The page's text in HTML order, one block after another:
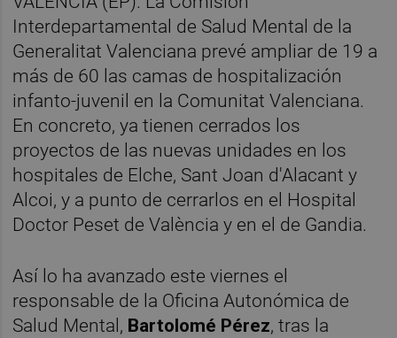
Interdepartamental de Salud Mental de la
Generalitat Valenciana prevé ampliar de 19 a
más de 60 las camas de hospitalización
infanto-juvenil en la Comunitat Valenciana.
En concreto, ya tienen cerrados los
proyectos de las nuevas unidades en los
hospitales de Elche, Sant Joan d'Alacant y
Alcoi, y a punto de cerrarlos en el Hospital
Doctor Peset de València y en el de Gandia.
Así lo ha avanzado este viernes el
responsable de la Oficina Autonómica de
Salud Mental, Bartolomé Pérez, tras la